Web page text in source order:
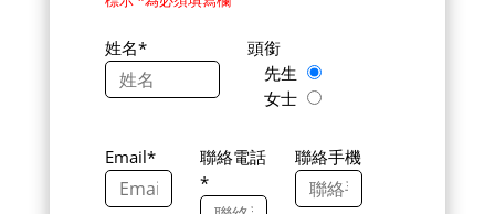
姓名*
頭銜
先生
女士
Email*
聯絡電話
*
聯絡手機